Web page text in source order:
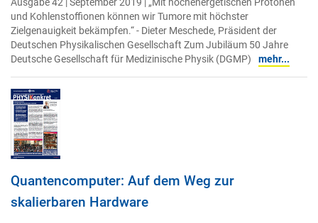
und Kohlenstoffionen können wir Tumore mit höchster
Zielgenauigkeit bekämpfen.“ - Dieter Meschede, Präsident der
Deutschen Physikalischen Gesellschaft Zum Jubiläum 50 Jahre
Deutsche Gesellschaft für Medizinische Physik (DGMP)
mehr...
Quantencomputer: Auf dem Weg zur
skalierbaren Hardware